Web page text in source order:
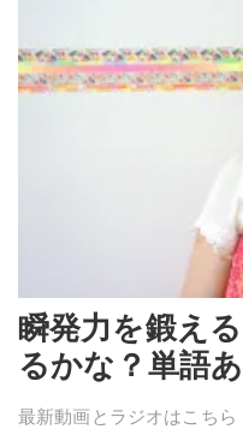
瞬発力を鍛え
るかな？単語
最新動画とラジオはこち